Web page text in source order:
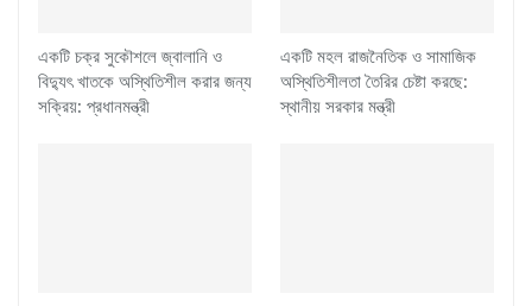
একটি চক্র সুকৌশলে জ্বালানি ও
বিদ্যুৎ খাতকে অস্থিতিশীল করার জন্য
সক্রিয়: প্রধানমন্ত্রী
একটি মহল রাজনৈতিক ও সামাজিক
অস্থিতিশীলতা তৈরির চেষ্টা করছে:
স্থানীয় সরকার মন্ত্রী